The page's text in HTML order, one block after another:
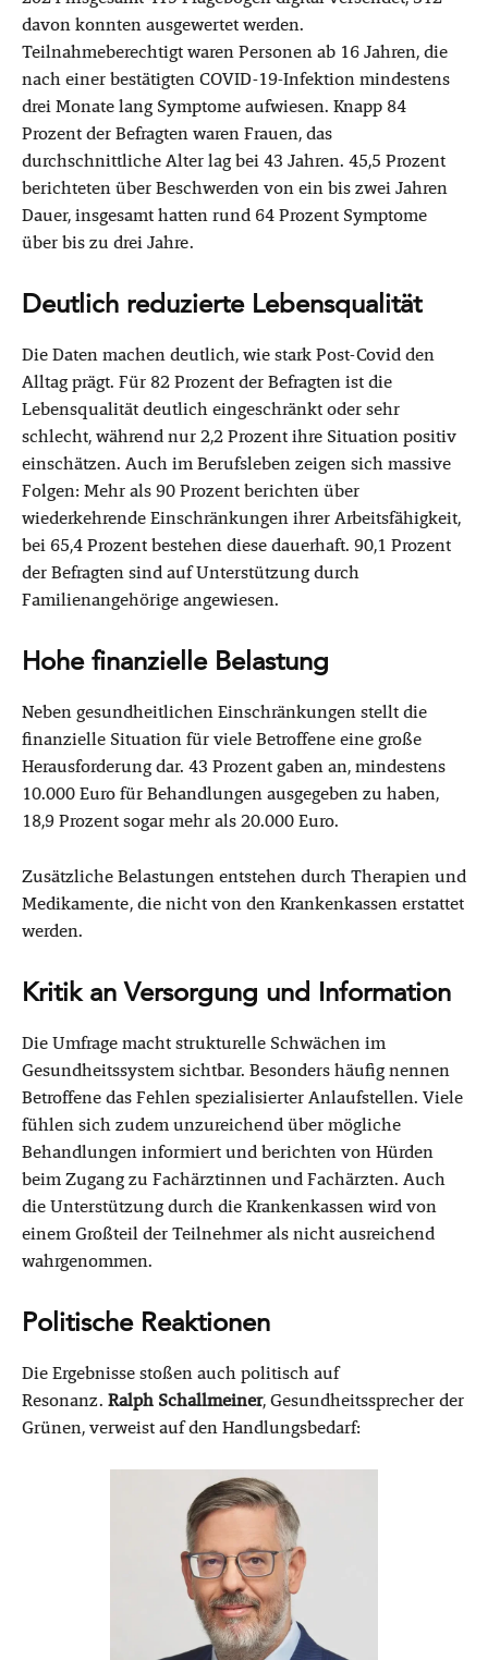
davon konnten ausgewertet werden.
Teilnahmeberechtigt waren Personen ab 16 Jahren, die
nach einer bestätigten COVID-19-Infektion mindestens
drei Monate lang Symptome aufwiesen. Knapp 84
Prozent der Befragten waren Frauen, das
durchschnittliche Alter lag bei 43 Jahren. 45,5 Prozent
berichteten über Beschwerden von ein bis zwei Jahren
Dauer, insgesamt hatten rund 64 Prozent Symptome
über bis zu drei Jahre.
Deutlich reduzierte Lebensqualität
Die Daten machen deutlich, wie stark Post-Covid den
Alltag prägt. Für 82 Prozent der Befragten ist die
Lebensqualität deutlich eingeschränkt oder sehr
schlecht, während nur 2,2 Prozent ihre Situation positiv
einschätzen. Auch im Berufsleben zeigen sich massive
Folgen: Mehr als 90 Prozent berichten über
wiederkehrende Einschränkungen ihrer Arbeitsfähigkeit,
bei 65,4 Prozent bestehen diese dauerhaft. 90,1 Prozent
der Befragten sind auf Unterstützung durch
Familienangehörige angewiesen.
Hohe finanzielle Belastung
Neben gesundheitlichen Einschränkungen stellt die
finanzielle Situation für viele Betroffene eine große
Herausforderung dar. 43 Prozent gaben an, mindestens
10.000 Euro für Behandlungen ausgegeben zu haben,
18,9 Prozent sogar mehr als 20.000 Euro.
Zusätzliche Belastungen entstehen durch Therapien und
Medikamente, die nicht von den Krankenkassen erstattet
werden.
Kritik an Versorgung und Information
Die Umfrage macht strukturelle Schwächen im
Gesundheitssystem sichtbar. Besonders häufig nennen
Betroffene das Fehlen spezialisierter Anlaufstellen. Viele
fühlen sich zudem unzureichend über mögliche
Behandlungen informiert und berichten von Hürden
beim Zugang zu Fachärztinnen und Fachärzten. Auch
die Unterstützung durch die Krankenkassen wird von
einem Großteil der Teilnehmer als nicht ausreichend
wahrgenommen.
Politische Reaktionen
Die Ergebnisse stoßen auch politisch auf
Resonanz. Ralph Schallmeiner, Gesundheitssprecher der
Grünen, verweist auf den Handlungsbedarf: